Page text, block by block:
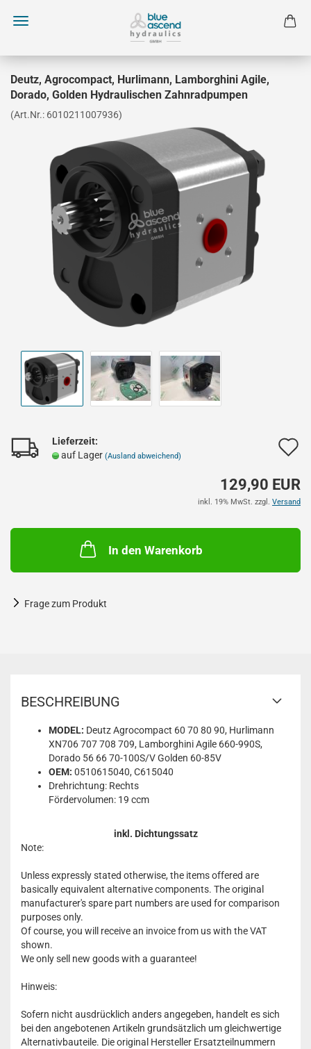
Deutz, Agrocompact, Hurlimann, Lamborghini Agile,
Dorado, Golden Hydraulischen Zahnradpumpen
(Art.Nr.: 6010211007936)
Lieferzeit:
auf Lager (Ausland abweichend)
129,90 EUR
inkl. 19% MwSt. zzgl. Versand
In den Warenkorb
Frage zum Produkt
BESCHREIBUNG
MODEL: Deutz Agrocompact 60 70 80 90, Hurlimann
XN706 707 708 709, Lamborghini Agile 660-990S,
Dorado 56 66 70-100S/V Golden 60-85V
OEM: 0510615040, C615040
Drehrichtung: Rechts
Fördervolumen: 19 ccm
inkl. Dichtungssatz
Note:
Unless expressly stated otherwise, the items offered are
basically equivalent alternative components. The original
manufacturer's spare part numbers are used for comparison
purposes only.
Of course, you will receive an invoice from us with the VAT
shown.
We only sell new goods with a guarantee!
Hinweis:
Sofern nicht ausdrücklich anders angegeben, handelt es sich
bei den angebotenen Artikeln grundsätzlich um gleichwertige
Alternativbauteile. Die original Hersteller Ersatzteilnummern